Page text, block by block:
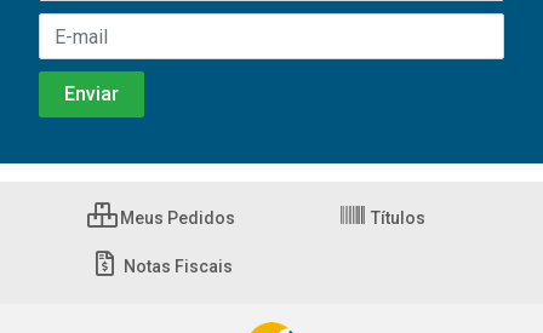
Meus Pedidos Títulos
Notas Fiscais